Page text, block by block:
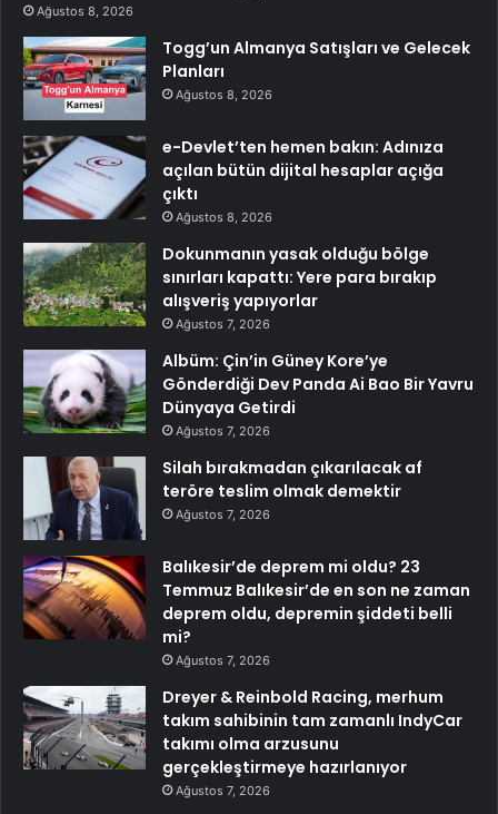
Ağustos 8, 2026
Togg’un Almanya Satışları ve Gelecek
Planları
Ağustos 8, 2026
e-Devlet’ten hemen bakın: Adınıza
açılan bütün dijital hesaplar açığa
çıktı
Ağustos 8, 2026
Dokunmanın yasak olduğu bölge
sınırları kapattı: Yere para bırakıp
alışveriş yapıyorlar
Ağustos 7, 2026
Albüm: Çin’in Güney Kore’ye
Gönderdiği Dev Panda Ai Bao Bir Yavru
Dünyaya Getirdi
Ağustos 7, 2026
Silah bırakmadan çıkarılacak af
teröre teslim olmak demektir
Ağustos 7, 2026
Balıkesir’de deprem mi oldu? 23
Temmuz Balıkesir’de en son ne zaman
deprem oldu, depremin şiddeti belli
mi?
Ağustos 7, 2026
Dreyer & Reinbold Racing, merhum
takım sahibinin tam zamanlı IndyCar
takımı olma arzusunu
gerçekleştirmeye hazırlanıyor
Ağustos 7, 2026